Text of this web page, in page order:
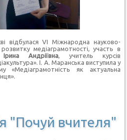
відбулася VI Міжнародна науково-
медіаграмотності, участь в
Андріївна, учитель курсів
І. А. Маранська виступила у
«Медіаграмотність як актуальна
"Почуй вчителя"